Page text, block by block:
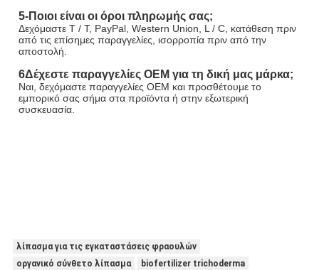
5-Ποιοι είναι οι όροι πληρωμής σας;
Δεχόμαστε T / T, PayPal, Western Union, L / C, κατάθεση πριν
από τις επίσημες παραγγελίες, ισορροπία πριν από την
αποστολή.
6Δέχεστε παραγγελίες OEM για τη δική μας μάρκα;
Ναι, δεχόμαστε παραγγελίες OEM και προσθέτουμε το
εμπορικό σας σήμα στα προϊόντα ή στην εξωτερική
συσκευασία.
λίπασμα για τις εγκαταστάσεις φραουλών
οργανικό σύνθετο λίπασμα
biofertilizer trichoderma